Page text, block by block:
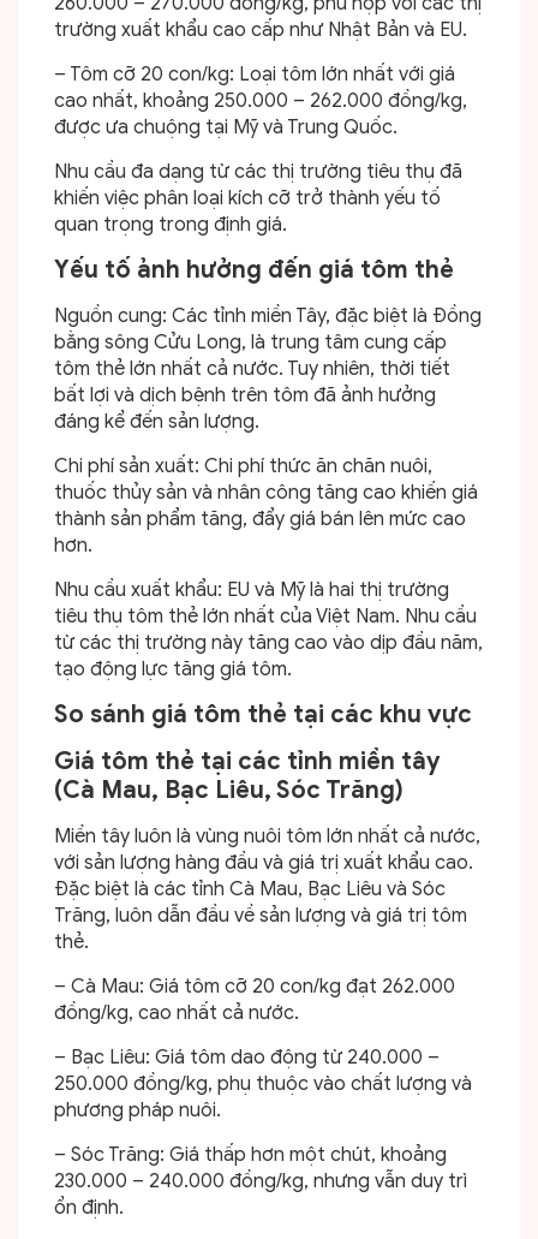
trường xuất khẩu cao cấp như Nhật Bản và EU.
– Tôm cỡ 20 con/kg: Loại tôm lớn nhất với giá
cao nhất, khoảng 250.000 – 262.000 đồng/kg,
được ưa chuộng tại Mỹ và Trung Quốc.
Nhu cầu đa dạng từ các thị trường tiêu thụ đã
khiến việc phân loại kích cỡ trở thành yếu tố
quan trọng trong định giá.
Yếu tố ảnh hưởng đến giá tôm thẻ
Nguồn cung: Các tỉnh miền Tây, đặc biệt là Đồng
bằng sông Cửu Long, là trung tâm cung cấp
tôm thẻ lớn nhất cả nước. Tuy nhiên, thời tiết
bất lợi và dịch bệnh trên tôm đã ảnh hưởng
đáng kể đến sản lượng.
Chi phí sản xuất: Chi phí thức ăn chăn nuôi,
thuốc thủy sản và nhân công tăng cao khiến giá
thành sản phẩm tăng, đẩy giá bán lên mức cao
hơn.
Nhu cầu xuất khẩu: EU và Mỹ là hai thị trường
tiêu thụ tôm thẻ lớn nhất của Việt Nam. Nhu cầu
từ các thị trường này tăng cao vào dịp đầu năm,
tạo động lực tăng giá tôm.
So sánh giá tôm thẻ tại các khu vực
Giá tôm thẻ tại các tỉnh miền tây
(Cà Mau, Bạc Liêu, Sóc Trăng)
Miền tây luôn là vùng nuôi tôm lớn nhất cả nước,
với sản lượng hàng đầu và giá trị xuất khẩu cao.
Đặc biệt là các tỉnh Cà Mau, Bạc Liêu và Sóc
Trăng, luôn dẫn đầu về sản lượng và giá trị tôm
thẻ.
– Cà Mau: Giá tôm cỡ 20 con/kg đạt 262.000
đồng/kg, cao nhất cả nước.
– Bạc Liêu: Giá tôm dao động từ 240.000 –
250.000 đồng/kg, phụ thuộc vào chất lượng và
phương pháp nuôi.
– Sóc Trăng: Giá thấp hơn một chút, khoảng
230.000 – 240.000 đồng/kg, nhưng vẫn duy trì
ổn định.